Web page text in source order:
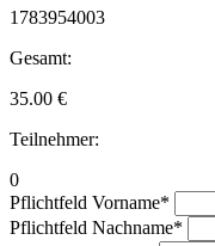
1783954003
Gesamt:
35.00 €
Teilnehmer:
0
Pflichtfeld Vorname*
Pflichtfeld Nachname*